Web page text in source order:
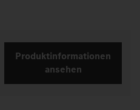
Produktinformationen
ansehen